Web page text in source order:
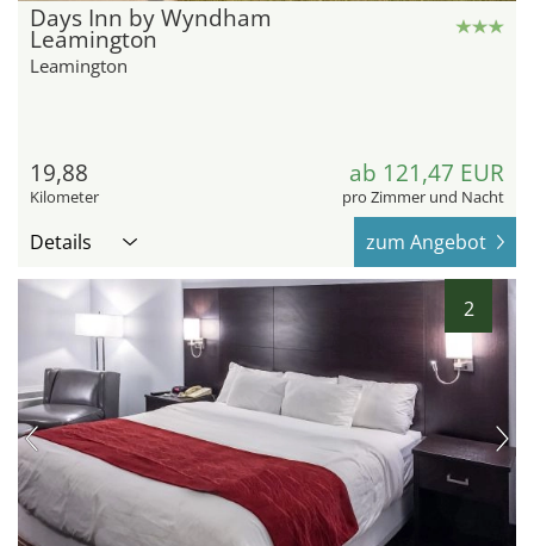
Days Inn by Wyndham
Leamington
Leamington
19,88
Kilometer
ab 121,47 EUR
pro Zimmer und Nacht
Details zum Angebot
2